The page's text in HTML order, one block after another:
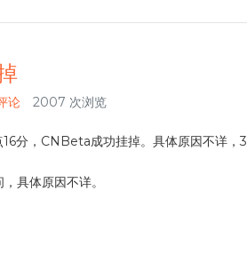
论 2007 次浏览
分，CNBeta成功挂掉。具体原因不详，
具体原因不详。